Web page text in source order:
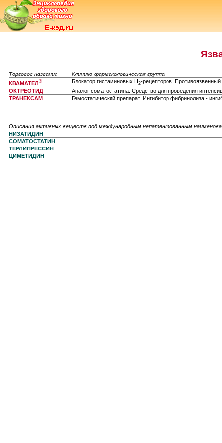
Торговое название
Клинико-фармакологическая группа
КВАМАТЕЛ® Блокатор гистаминовых Н2-рецепторов. Противоязвенный
ОКТРЕОТИД
Аналог соматостатина. Средство для проведения
ТРАНЕКСАМ
Гемостатический препарат. Ингибитор фибринолиза -
Описания активных веществ под международным непатентованным
НИЗАТИДИН
СОМАТОСТАТИН
ТЕРЛИПРЕССИН
ЦИМЕТИДИН